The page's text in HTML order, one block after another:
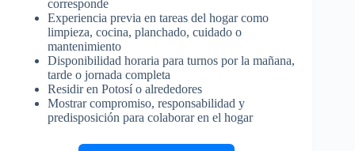
corresponde
Experiencia previa en tareas del hogar como
limpieza, cocina, planchado, cuidado o
mantenimiento
Disponibilidad horaria para turnos por la mañana,
tarde o jornada completa
Residir en Potosí o alrededores
Mostrar compromiso, responsabilidad y
predisposición para colaborar en el hogar